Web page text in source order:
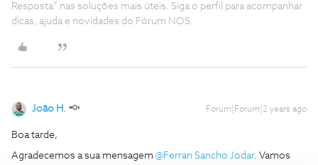
Resposta” nas soluções mais úteis. Siga o perfil para acompanhar
dicas, ajuda e novidades do Fórum NOS.
João H. Forum|Forum|2 years ago
Boa tarde,
Agradecemos a sua mensagem @Ferran Sancho Jodar. Vamos